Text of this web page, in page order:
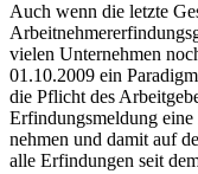
Auch wenn die letzte
vielen Unternehmen
01.10.2009 ein
die Pflicht des
Erfindungsmeldung
nehmen und damit auf
alle Erfindungen seit